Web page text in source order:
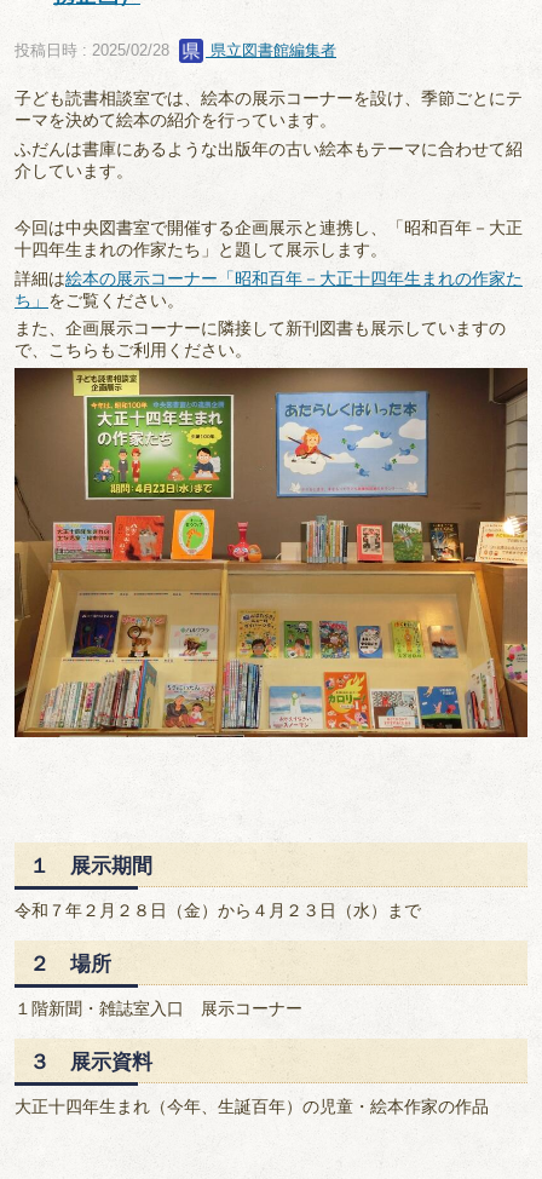
投稿日時 : 2025/02/28 県立図書館編集者
子ども読書相談室では、絵本の展示コーナーを設け、季節ごとにテ
ーマを決めて絵本の紹介を行っています。
ふだんは書庫にあるような出版年の古い絵本もテーマに合わせて紹
介しています。
今回は中央図書室で開催する企画展示と連携し、「昭和百年－大正
十四年生まれの作家たち」と題して展示します。
詳細は絵本の展示コーナー「昭和百年－大正十四年生まれの作家た
ち」 をご覧ください。
また、企画展示コーナーに隣接して新刊図書も展示していますの
で、こちらもご利用ください。
１ 展示期間
令和７年２月２８日（金）から４月２３日（水）まで
２ 場所
１階新聞・雑誌室入口 展示コーナー
３ 展示資料
大正十四年生まれ（今年、生誕百年）の児童・絵本作家の作品